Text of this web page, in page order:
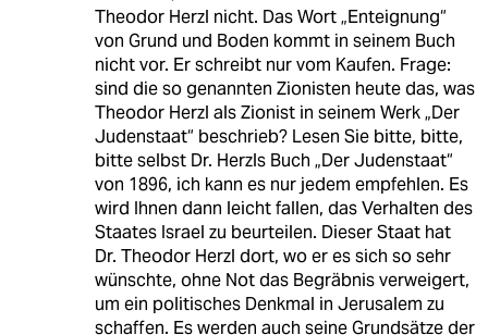
Theodor Herzl nicht. Das Wort „Enteignung“
von Grund und Boden kommt in seinem Buch
nicht vor. Er schreibt nur vom Kaufen. Frage:
sind die so genannten Zionisten heute das, was
Theodor Herzl als Zionist in seinem Werk „Der
Judenstaat“ beschrieb? Lesen Sie bitte, bitte,
bitte selbst Dr. Herzls Buch „Der Judenstaat“
von 1896, ich kann es nur jedem empfehlen. Es
wird Ihnen dann leicht fallen, das Verhalten des
Staates Israel zu beurteilen. Dieser Staat hat
Dr. Theodor Herzl dort, wo er es sich so sehr
wünschte, ohne Not das Begräbnis verweigert,
um ein politisches Denkmal in Jerusalem zu
schaffen. Es werden auch seine Grundsätze der